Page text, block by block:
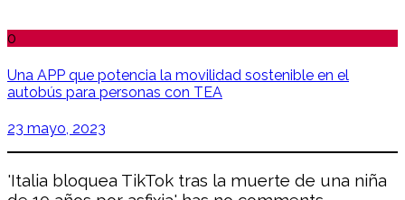
0
Una APP que potencia la movilidad sostenible en el
autobús para personas con TEA
23 mayo, 2023
'Italia bloquea TikTok tras la muerte de una niña